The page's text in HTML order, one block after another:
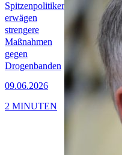
Spitzenpolitiker
erwägen
strengere
Maßnahmen
gegen
Drogenbanden
09.06.2026
2 MINUTEN